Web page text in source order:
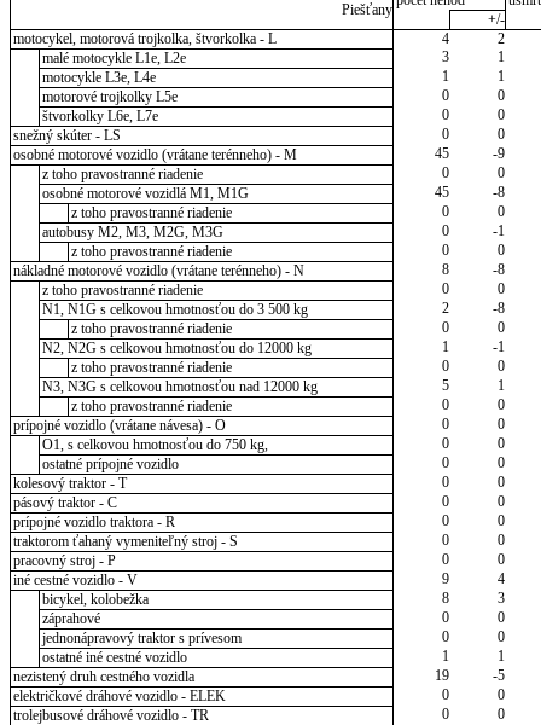
Piešťany
+/-
motocykel, motorová trojkolka, štvorkolka - L
4
2
malé motocykle L1e, L2e
3
1
motocykle L3e, L4e
1
1
motorové trojkolky L5e
0
0
štvorkolky L6e, L7e
0
0
snežný skúter - LS
0
0
osobné motorové vozidlo (vrátane terénneho) - M
45
-9
z toho pravostranné riadenie
0
0
osobné motorové vozidlá M1, M1G
45
-8
z toho pravostranné riadenie
0
0
autobusy M2, M3, M2G, M3G
0
-1
z toho pravostranné riadenie
0
0
nákladné motorové vozidlo (vrátane terénneho) - N
8
-8
z toho pravostranné riadenie
0
0
N1, N1G s celkovou hmotnosťou do 3 500 kg
2
-8
z toho pravostranné riadenie
0
0
N2, N2G s celkovou hmotnosťou do 12000 kg
1
-1
z toho pravostranné riadenie
0
0
N3, N3G s celkovou hmotnosťou nad 12000 kg
5
1
z toho pravostranné riadenie
0
0
prípojné vozidlo (vrátane návesa) - O
0
0
O1, s celkovou hmotnosťou do 750 kg,
0
0
ostatné prípojné vozidlo
0
0
kolesový traktor - T
0
0
pásový traktor - C
0
0
prípojné vozidlo traktora - R
0
0
traktorom ťahaný vymeniteľný stroj - S
0
0
pracovný stroj - P
0
0
iné cestné vozidlo - V
9
4
bicykel, kolobežka
8
3
záprahové
0
0
jednonápravový traktor s prívesom
0
0
ostatné iné cestné vozidlo
1
1
nezistený druh cestného vozidla
19
-5
električkové dráhové vozidlo - ELEK
0
0
trolejbusové dráhové vozidlo - TR
0
0